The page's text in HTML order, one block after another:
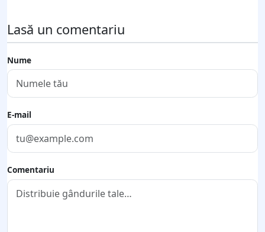
Lasă un comentariu
Nume
E-mail
Comentariu